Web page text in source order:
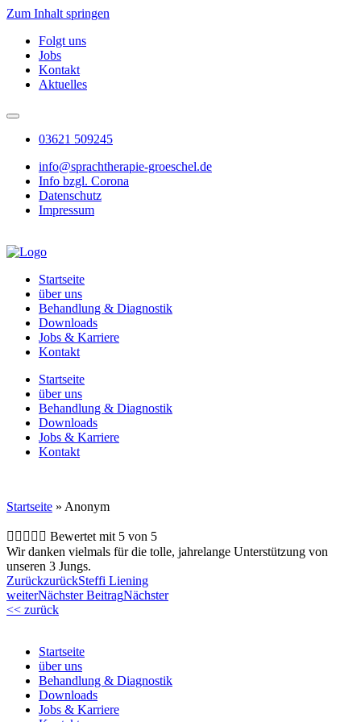
Zum Inhalt springen
Folgt uns
Jobs
Kontakt
Aktuelles
03621 509245
info@sprachtherapie-groeschel.de
Info bzgl. Corona
Datenschutz
Impressum
Startseite
über uns
Behandlung & Diagnostik
Downloads
Jobs & Karriere
Kontakt
Startseite
über uns
Behandlung & Diagnostik
Downloads
Jobs & Karriere
Kontakt
Startseite » Anonym
     Bewertet mit 5 von 5
Wir danken vielmals für die tolle, jahrelange Unterstützung von
unseren 3 Jungs.
ZurückzurückSteffi Liening
weiterNächster BeitragNächster
<< zurück
Startseite
über uns
Behandlung & Diagnostik
Downloads
Jobs & Karriere